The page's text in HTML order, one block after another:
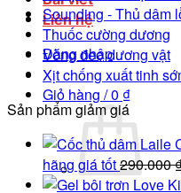
Liên hệ
Đăng nhập
Giỏ hàng /0 ₫
Sounding - Thủ dâm
Thuốc cường dương
Vòng đeo dương vật
Xịt chống xuất tinh
Sản phẩm giảm giá
hãng giá tốt290.000